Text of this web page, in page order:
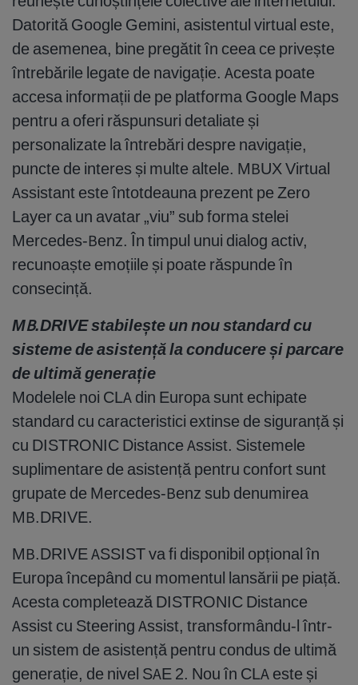
Datorită Google Gemini, asistentul virtual este,
de asemenea, bine pregătit în ceea ce privește
întrebările legate de navigație. Acesta poate
accesa informații de pe platforma Google Maps
pentru a oferi răspunsuri detaliate și
personalizate la întrebări despre navigație,
puncte de interes și multe altele. MBUX Virtual
Assistant este întotdeauna prezent pe Zero
Layer ca un avatar „viu” sub forma stelei
Mercedes-Benz. În timpul unui dialog activ,
recunoaște emoțiile și poate răspunde în
consecință.
MB.DRIVE stabilește un nou standard cu
sisteme de asistență la conducere și parcare
de ultimă generație
Modelele noi CLA din Europa sunt echipate
standard cu caracteristici extinse de siguranță și
cu DISTRONIC Distance Assist. Sistemele
suplimentare de asistență pentru confort sunt
grupate de Mercedes-Benz sub denumirea
MB.DRIVE.
MB.DRIVE ASSIST va fi disponibil opțional în
Europa începând cu momentul lansării pe piață.
Acesta completează DISTRONIC Distance
Assist cu Steering Assist, transformându-l într-
un sistem de asistență pentru condus de ultimă
generație, de nivel SAE 2. Nou în CLA este și